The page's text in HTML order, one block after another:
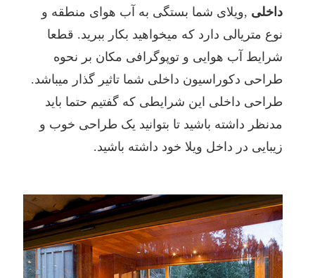
داخلی ,ویلای شما بستگی به آب هوای منطقه و
نوع متریالی دارد که میخواهید بکار ببرید. قطعا
شرایط آب هوایی و توپوگرافی مکان بر نحوه
طراحی دکوراسیون داخلی شما تاثیر گذار میباشد.
طراحی داخلی این شرایطی که گفتیم حتما باید
مدنظر داشته باشید تا بتوانید یک طراحی خوب و
زیبایی در داخل ویلا خود داشته باشید.